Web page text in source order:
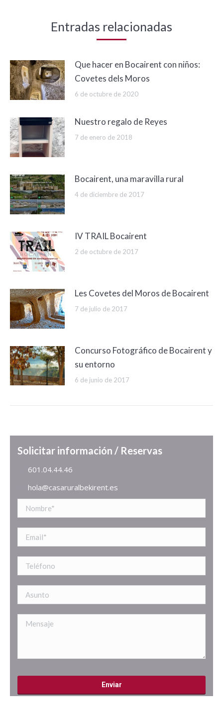
Entradas relacionadas
Que hacer en Bocairent con niños:
Covetes dels Moros
6 de octubre de 2020
Nuestro regalo de Reyes
7 de enero de 2018
Bocairent, una maravilla rural
4 de diciembre de 2017
IV TRAIL Bocairent
2 de octubre de 2017
Les Covetes del Moros de Bocairent
7 de julio de 2017
Concurso Fotográfico de Bocairent y
su entorno
6 de junio de 2017
Solicitar información / Reservas
601.04.44.46
hola@casaruralbekirent.es